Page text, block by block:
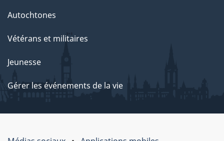
Autochtones
Vétérans et militaires
Jeunesse
Gérer les événements de la vie